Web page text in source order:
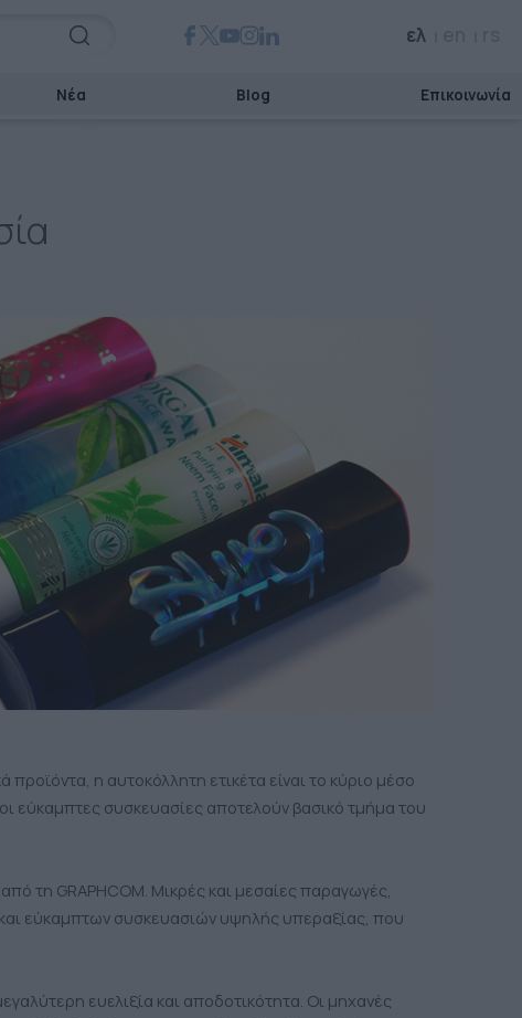
ελ
Νέα Blog Επικοινωνία
η αυτοκόλλητη ετικέτα είναι το κύριο μέσο
εύκαμπτες συσκευασίες αποτελούν βασικό τμήμα του
από τη GRAPHCOM. Μικρές και μεσαίες παραγωγές,
εύκαμπτων συσκευασιών υψηλής υπεραξίας, που
ευελιξία και αποδοτικότητα. Οι μηχανές